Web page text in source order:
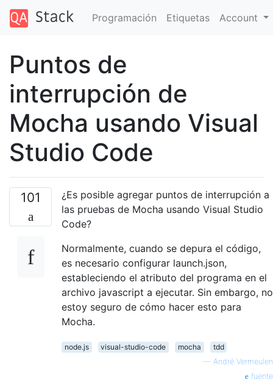
Programación Etiquetas Account
Puntos de
interrupción de
Mocha usando Visual
Studio Code
101
¿Es posible agregar puntos de interrupción a
las pruebas de Mocha usando Visual Studio
Code?
Normalmente, cuando se depura el código,
es necesario configurar launch.json,
estableciendo el atributo del programa en el
archivo javascript a ejecutar. Sin embargo, no
estoy seguro de cómo hacer esto para
Mocha.
node.js visual-studio-code mocha
tdd
— André Vermeulen
fuente